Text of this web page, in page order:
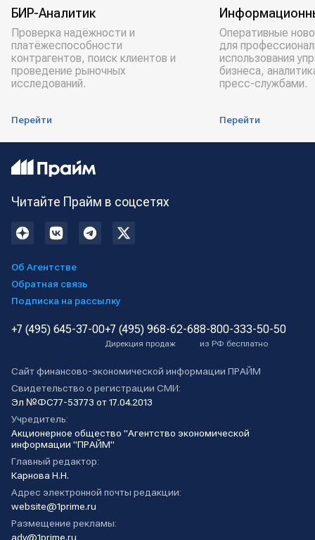
БИР-Аналитик
Проверка надёжности и
платёжеспособности
контрагентов, поиск клиентов и
проведение рыночных
исследований.
Перейти
Оперативные
для
использования
бизнеса,
пресс-службами.
Перейти
Читайте Прайм в соцсетях
Об Агентстве
Обратная связь
Подписка на рассылку
+7 (495) 645-37-00+7 (495) 968-62-68
Дирекция продаж
8-800-333-50-50
из РФ бесплатно
Сайт финансово-экономической информации ПРАЙМ
Свидетельство о регистрации СМИ:
Эл №ФС77-53773 от 17.04.2013
Учредитель:
Акционерное общество "Агентство экономической
информации "ПРАЙМ"
Главный редактор:
Карнова Н.Н.
Адрес электронной почты редакции:
website@1prime.ru
Размещение рекламы:
adv@1prime.ru